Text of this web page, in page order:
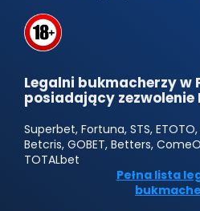
Legalni bukmacherzy w
posiadający
Superbet, Fortuna, STS,
Betcris, GOBET, Betters,
TOTALbet
Pełna lista